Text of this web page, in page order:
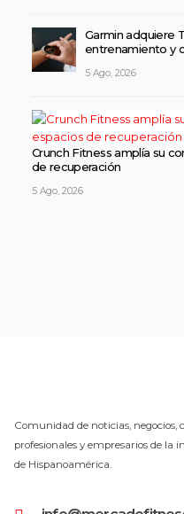
Garmin adquiere
entrenamiento y
5 Ago, 2026
Crunch Fitness amplía su
de recuperación
5 Ago, 2026
Comunidad de noticias,
profesionales y empresarios de la
de Hispanoamérica.